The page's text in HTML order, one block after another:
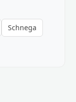
Schnega